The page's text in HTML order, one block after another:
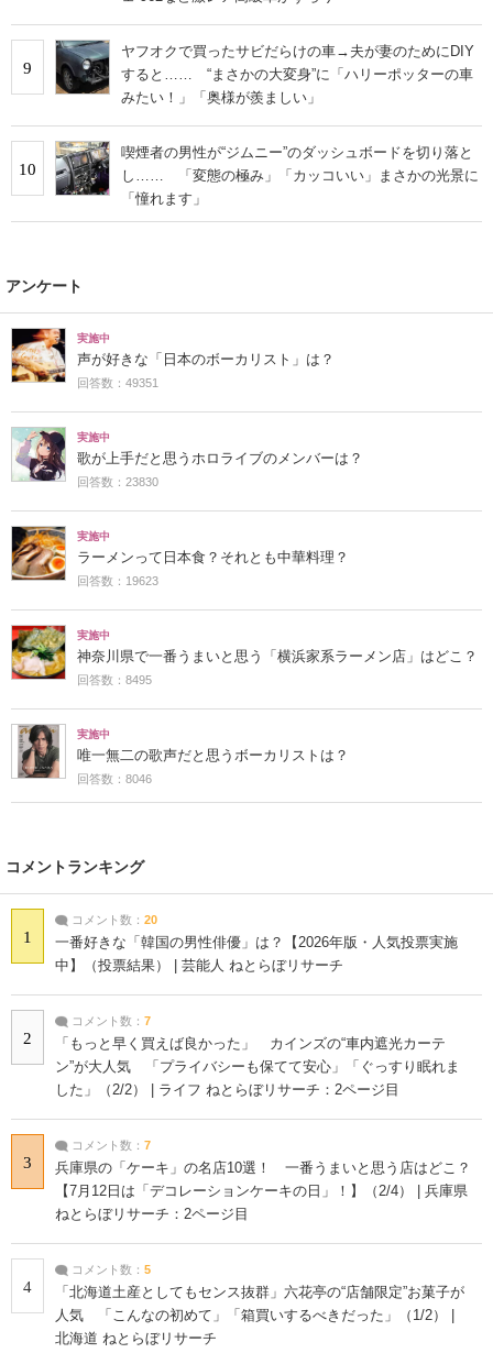
9
ヤフオクで買ったサビだらけの車→夫が妻のためにDIY
すると…… “まさかの大変身”に「ハリーポッターの車
みたい！」「奥様が羨ましい」
10
喫煙者の男性が“ジムニー”のダッシュボードを切り落と
し…… 「変態の極み」「カッコいい」まさかの光景に
「憧れます」
アンケート
実施中
声が好きな「日本のボーカリスト」は？
回答数：49351
実施中
歌が上手だと思うホロライブのメンバーは？
回答数：23830
実施中
ラーメンって日本食？それとも中華料理？
回答数：19623
実施中
神奈川県で一番うまいと思う「横浜家系ラーメン店」はどこ？
回答数：8495
実施中
唯一無二の歌声だと思うボーカリストは？
回答数：8046
コメントランキング
1
コメント数： 20
一番好きな「韓国の男性俳優」は？【2026年版・人気投票実施
中】（投票結果） | 芸能人 ねとらぼリサーチ
2
コメント数： 7
「もっと早く買えば良かった」 カインズの“車内遮光カーテ
ン”が大人気 「プライバシーも保てて安心」「ぐっすり眠れま
した」（2/2） | ライフ ねとらぼリサーチ：2ページ目
3
コメント数： 7
兵庫県の「ケーキ」の名店10選！ 一番うまいと思う店はどこ？
【7月12日は「デコレーションケーキの日」！】（2/4） | 兵庫県
ねとらぼリサーチ：2ページ目
4
コメント数： 5
「北海道土産としてもセンス抜群」六花亭の“店舗限定”お菓子が
人気 「こんなの初めて」「箱買いするべきだった」（1/2） |
北海道 ねとらぼリサーチ